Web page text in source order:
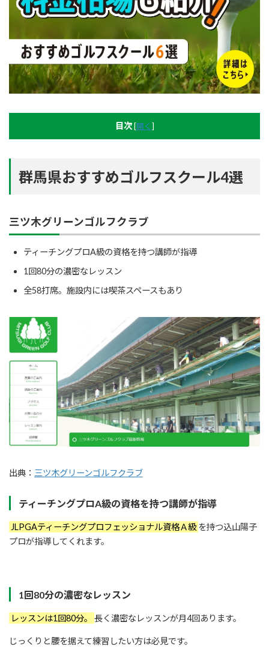
目次 [開く ]
群馬県おすすめゴルフスクール4選
三ツ木グリーンゴルフクラブ
ティーチングプロA級の資格を持つ講師が指導
1回80分の濃密なレッスン
全58打席。施設内には喫茶スペースもあり
出典： 三ツ木グリーンゴルフクラブ
ティーチングプロA級の資格を持つ講師が指導
JLPGAティーチングプロフェッショナル資格Ａ級 を持つ込山陽子
プロが指導してくれます。
1回80分の濃密なレッスン
レッスンは1回80分。 長く濃密なレッスンが月4回あります。
じっくりと腰を据えて練習したい方は必見です。